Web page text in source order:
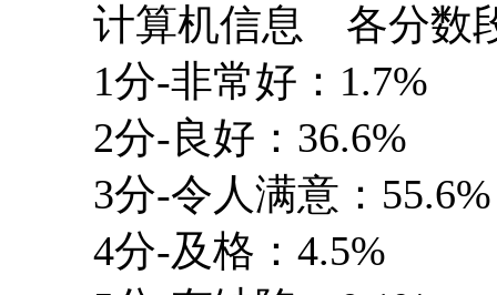
计算机信息 各分数
1分-非常好：1.7%
2分-良好：36.6%
3分-令人满意：55.6%
4分-及格：4.5%